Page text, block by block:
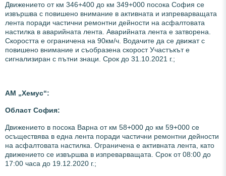
Движението от км 346+400 до км 349+000 посока София се
извършва с повишено внимание в активната и изпреварващата
лента поради частични ремонтни дейности на асфалтовата
настилка в аварийната лента. Аварийната лента е затворена.
Скоростта е ограничена на 90км/ч. Водачите да се движат с
повишено внимание и съобразена скорост Участъкът е
сигнализиран с пътни знаци. Срок до 31.10.2021 г.;
АМ „Хемус“:
Област София:
Движението в посока Варна от км 58+000 до км 59+000 се
осъществява в една лента поради частични ремонтни дейности
на асфалтовата настилка. Ограничена e активната лента, като
движението се извършва в изпреварващата. Срок от 08:00 до
17:00 часа до 19.12.2020 г.;